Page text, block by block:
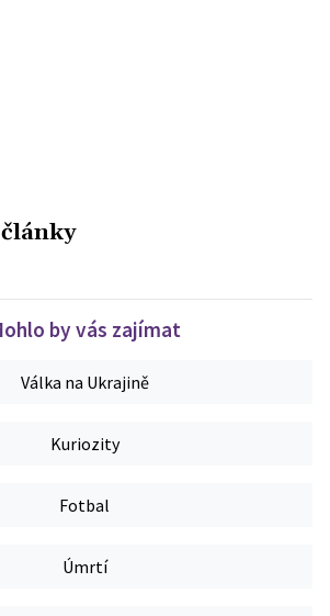
by vás zajímat
Válka na Ukrajině
Kuriozity
Fotbal
Úmrtí